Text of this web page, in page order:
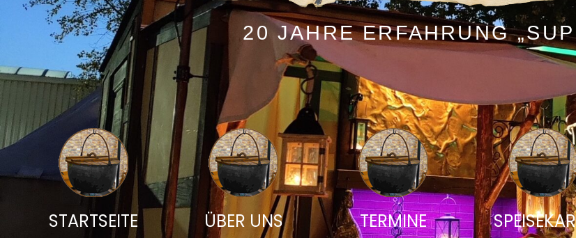
20 JAHRE ERFAHRUNG
STARTSEITE ÜBER UNS TERMINE